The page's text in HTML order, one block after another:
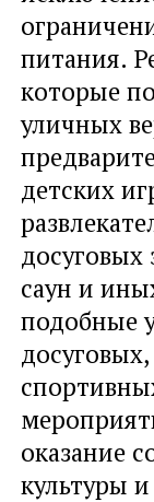
питания.
которые
уличных
детских
досуговых
саун и
подобные
оказание
культуры